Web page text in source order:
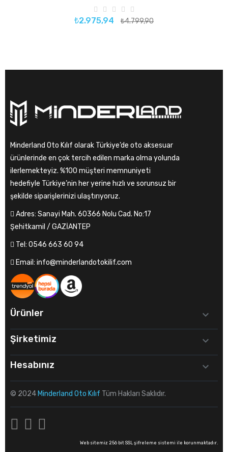
₺2.975,94 ₺4.799,90
Minderland Oto Kılıf olarak Türkiye’de oto aksesuar
ürünlerinde en çok tercih edilen marka olma yolunda
ilerlemekteyiz. %100 müşteri memnuniyeti
hedefiyle Türkiye’nin her yerine hızlı ve sorunsuz bir
şekilde siparişlerinizi ulaştırıyoruz.
Adres: Sanayi Mah. 60366 Nolu Cad. No:17
Şehitkamil / GAZİANTEP
Tel: 0546 663 60 94
Email: info@minderlandotokilif.com
Ürünler 
Şirketimiz 
Hesabınız 
© 2024Minderland Oto Kılıf Tüm Hakları Saklıdır.
Web sitemiz 256 bit SSL şifreleme sistemi ile korunmaktadır.